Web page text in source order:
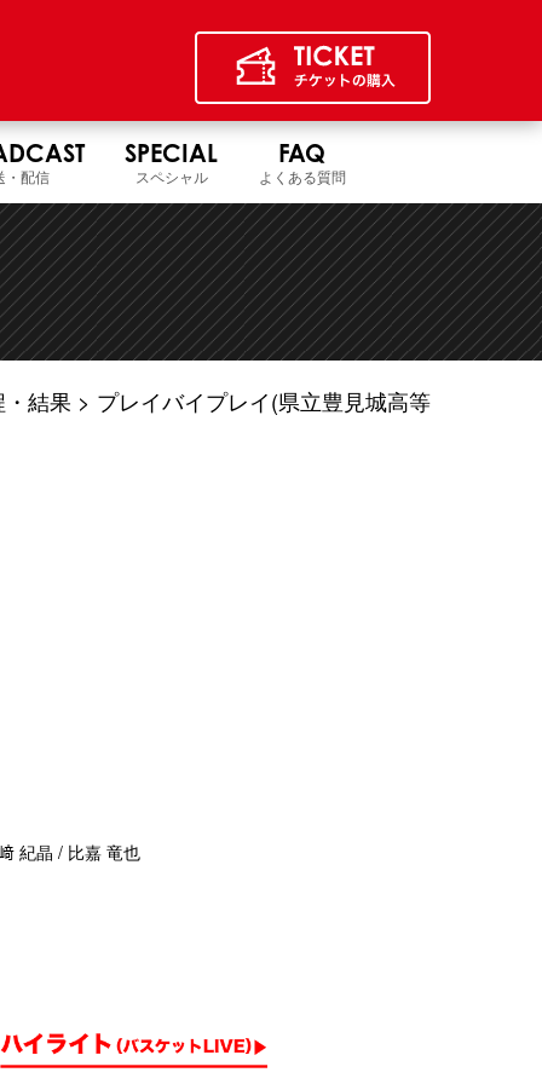
・配信
SPECIAL
スペシャル
FAQ
よくある質問
・結果
プレイバイプレイ(県立豊見城高等
紀晶 / 比嘉 竜也